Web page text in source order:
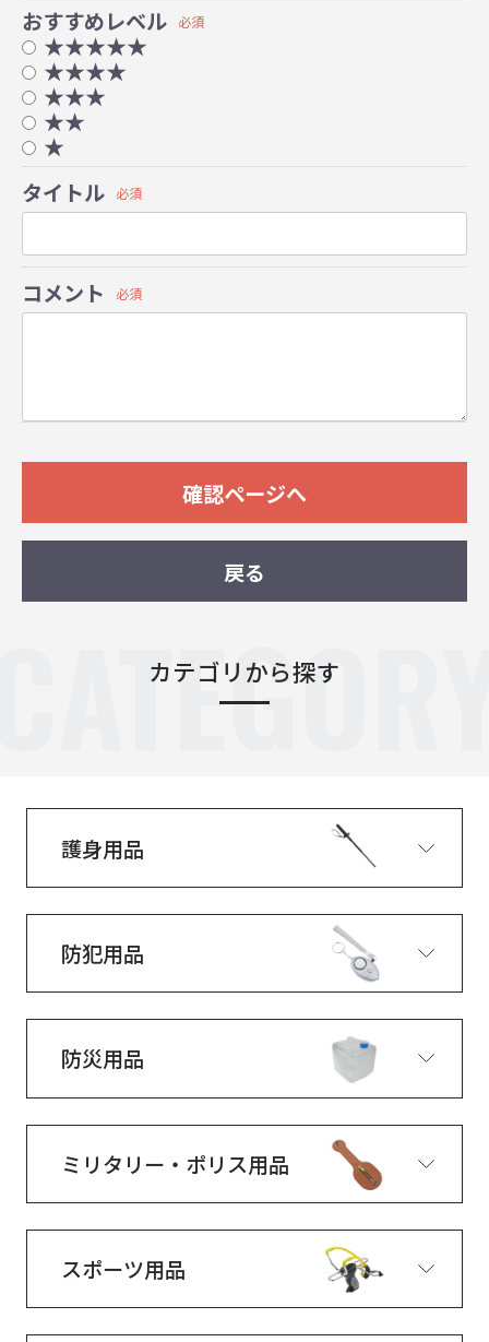
おすすめレベル
必須
★★★★★
★★★★
★★★
★★
★
タイトル
必須
コメント 必須
確認ページへ
戻る
カテゴリから探す
護身用品
防犯用品
防災用品
ミリタリー・ポリス用品
スポーツ用品